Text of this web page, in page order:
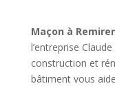
Maçon à
l’entreprise
construction et
bâtiment vous